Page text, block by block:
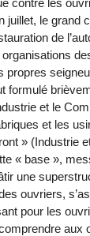
juillet, le grand
de
propres
formulé
et le
et les
» (Industrie
« base »,
une
ouvriers,
pour les
aux